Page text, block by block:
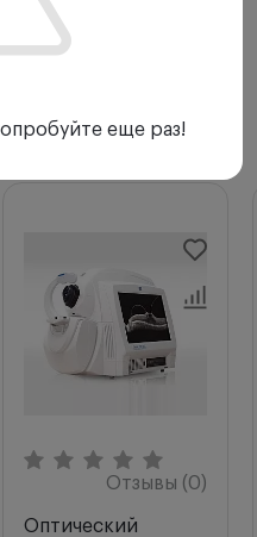
Отзывы (0)
Оптический
еще раз!